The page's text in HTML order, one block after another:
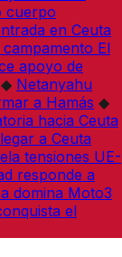
cuerpo
en Ceuta
El
apoyo de
◆ Netanyahu
a Hamás ◆
hacia Ceuta
a Ceuta
tensiones UE-
responde a
domina Moto3
el